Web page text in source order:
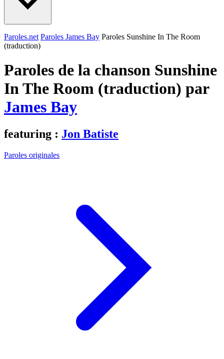
Paroles.net Paroles James Bay Paroles Sunshine In The Room
(traduction)
Paroles de la chanson Sunshine
In The Room (traduction) par
James Bay
featuring : Jon Batiste
Paroles originales